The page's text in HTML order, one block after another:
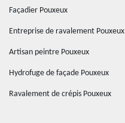
Façadier Pouxeux
Entreprise de ravalement Pouxeux
Artisan peintre Pouxeux
Hydrofuge de façade Pouxeux
Ravalement de crépis Pouxeux